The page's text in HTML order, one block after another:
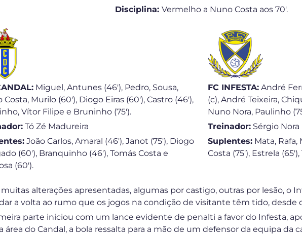
Disciplina:Vermelho a Nuno Costa aos 70′.
Miguel, Antunes (46′), Pedro, Sousa,
Costa, Murilo (60′), Diogo Eiras (60′), Castro (46′),
Vítor Filipe e Bruninho (75′).
Tó Zé Madureira
João Carlos, Amaral (46′), Janot (75′), Diogo
(60′), Branquinho (46′), Tomás Costa e
(60′).
FC INFESTA: André
(c), André Teixeira,
Nuno Nora, Paulinho
Treinador: Sérgio Nora
Suplentes: Mata, Rafa,
Costa (75′), Estrela
alterações apresentadas, algumas por castigo, outras por lesão, o
a volta ao rumo que os jogos na condição de visitante têm tido,
parte iniciou com um lance evidente de penalti a favor do Infesta,
área do Candal, a bola ressalta para a mão de um defensor da equipa da